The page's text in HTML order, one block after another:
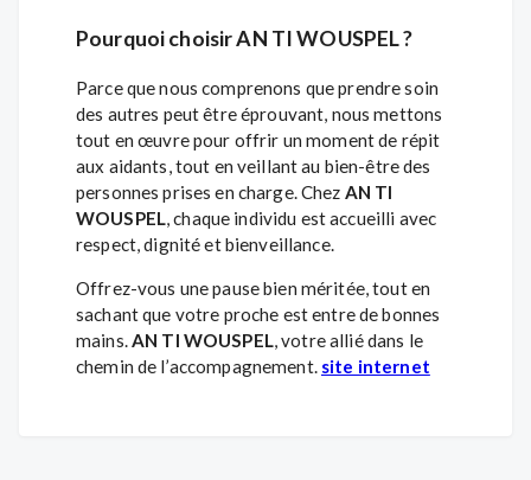
Pourquoi choisir AN TI WOUSPEL ?
Parce que nous comprenons que prendre soin
des autres peut être éprouvant, nous mettons
tout en œuvre pour offrir un moment de répit
aux aidants, tout en veillant au bien-être des
personnes prises en charge. Chez AN TI
WOUSPEL
, chaque individu est accueilli avec
respect, dignité et bienveillance.
Offrez-vous une pause bien méritée, tout en
sachant que votre proche est entre de bonnes
mains.AN TI WOUSPEL, votre allié dans le
chemin de l’accompagnement. site internet